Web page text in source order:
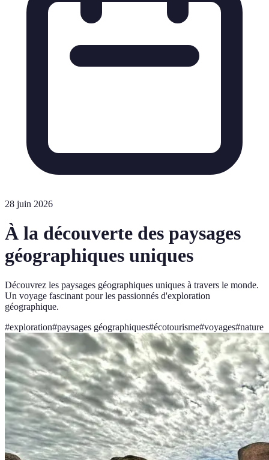
28 juin 2026
À la découverte des paysages
géographiques uniques
Découvrez les paysages géographiques uniques à travers le monde.
Un voyage fascinant pour les passionnés d'exploration
géographique.
#exploration#paysages géographiques#écotourisme#voyages#nature